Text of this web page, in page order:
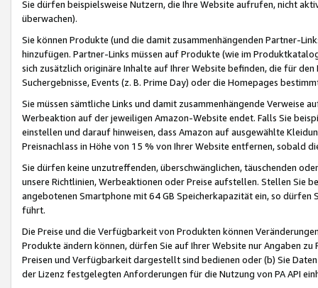
Sie dürfen beispielsweise Nutzern, die Ihre Website aufrufen, nicht
überwachen).
Sie können Produkte (und die damit zusammenhängenden Partner-
hinzufügen. Partner-Links müssen auf Produkte (wie im
sich zusätzlich originäre Inhalte auf Ihrer Website befinden, die für
Suchergebnisse, Events (z. B. Prime Day) oder die Homepages
Sie müssen sämtliche Links und damit zusammenhängende
Werbeaktion auf der jeweiligen Amazon-Website endet. Falls Sie
einstellen und darauf hinweisen, dass Amazon auf ausgewählte
Preisnachlass in Höhe von 15 % von Ihrer Website entfernen, sobald
Sie dürfen keine unzutreffenden, überschwänglichen, täuschenden
unsere Richtlinien, Werbeaktionen oder Preise aufstellen. Stellen Sie
angebotenen Smartphone mit 64 GB Speicherkapazität ein, so dürfen
führt.
Die Preise und die Verfügbarkeit von Produkten können
Produkte ändern können, dürfen Sie auf Ihrer Website nur Angaben
Preisen und Verfügbarkeit dargestellt sind bedienen oder (b) Sie
der Lizenz festgelegten Anforderungen für die Nutzung von PA API